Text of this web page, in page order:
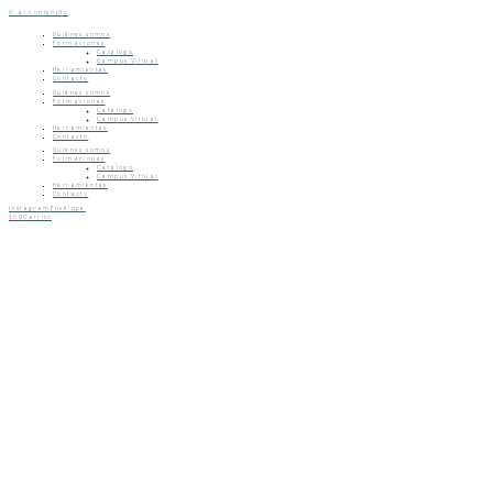
Ir al contenido
Quiénes somos
Formaciones
Catálogo
Campus Virtual
Herramientas
Contacto
Quiénes somos
Formaciones
Catálogo
Campus Virtual
Herramientas
Contacto
Quiénes somos
Formaciones
Catálogo
Campus Virtual
Herramientas
Contacto
Instagram Envelope
$ 0 0 Carrito